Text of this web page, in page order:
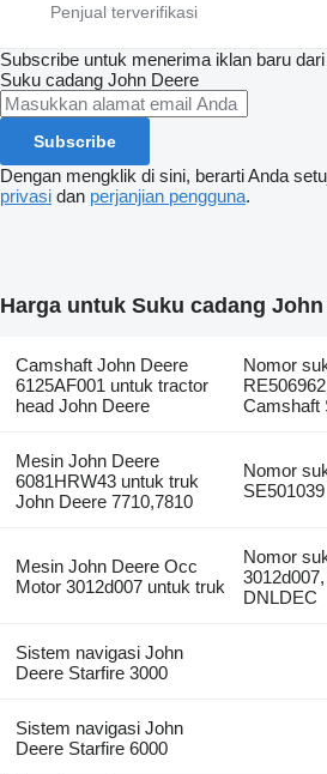
Subscribe untuk menerima iklan baru
Suku cadang John Deere
Subscribe
Dengan mengklik di sini, berarti Anda
privasi dan perjanjian pengguna.
Harga untuk Suku cadang John
Camshaft John Deere
6125AF001 untuk tractor
head John Deere
Nomor
Camshaft
Mesin John Deere
6081HRW43 untuk truk
John Deere 7710,7810
Nomor
SE501039
Mesin John Deere Occ
Motor 3012d007 untuk truk
Nomor
DNLDEC
Sistem navigasi John
Deere Starfire 3000
Sistem navigasi John
Deere Starfire 6000